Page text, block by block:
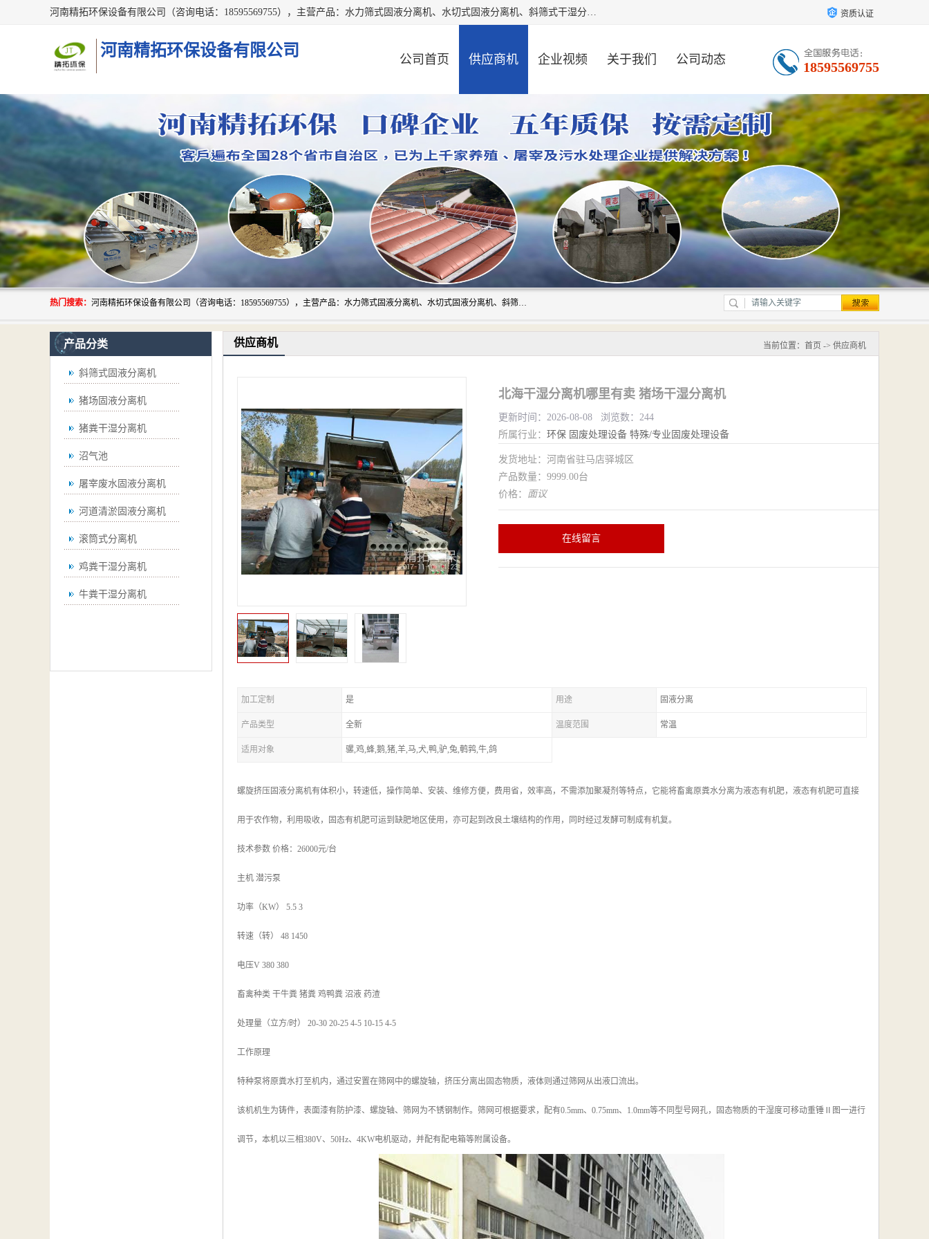
河南精拓环保设备有限公司（咨询电话：18595569755），主营产品：水力筛式固液分离机、水切式固液分离机、斜筛式干湿分离机、养猪场固液分离机、斜筛式固液分离机、屠宰场固液分离机、猪场干湿分离机等。公司从事固液分离设备及配套沼气池的研发、设计、销售与施工，并提供污水处理整体解决方案。 资质认证
河南精拓环保设备有限公司 公司首页 供应商机 企业视频 关于我们 公司动态 18595569755
热门搜索： 河南精拓环保设备有限公司（咨询电话：18595569755），主营产品：水力筛式固液分离机、水切式固液分离机、斜筛式干湿分离机、养猪场固液分离机、斜筛式固液分离机、屠宰场固液分离机、猪场干湿分离机等。公司从事固液分离设备及配套沼气池的研发、设计、销售与施工，并提供污水处理整体解决方案。
产品分类
斜筛式固液分离机
猪场固液分离机
猪粪干湿分离机
沼气池
屠宰废水固液分离机
河道清淤固液分离机
滚筒式分离机
鸡粪干湿分离机
牛粪干湿分离机
供应商机 当前位置： 首页 -> 供应商机
北海干湿分离机哪里有卖 猪场干湿分离机
更新时间：2026-08-08 浏览数：244
所属行业： 环保 固废处理设备 特殊/专业固废处理设备
发货地址：河南省驻马店驿城区
产品数量：9999.00台
价格： 面议
在线留言
加工定制 是 用途 固液分离
产品类型 全新 温度范围 常温
适用对象 骡,鸡,蜂,鹅,猪,羊,马,犬,鸭,驴,兔,鹌鹑,牛,鸽
螺旋挤压固液分离机有体积小，转速低，操作简单、安装、维修方便，费用省，效率高，不需添加聚凝剂等特点，它能将畜禽原粪水分离为液态有机肥，液态有机肥可直接
用于农作物，利用吸收，固态有机肥可运到缺肥地区使用，亦可起到改良土壤结构的作用，同时经过发酵可制成有机复。
技术参数 价格：26000元/台
主机 潜污泵
功率（KW） 5.5 3
转速（转） 48 1450
电压V 380 380
畜禽种类 干牛粪 猪粪 鸡鸭粪 沼液 药渣
处理量（立方/时） 20-30 20-25 4-5 10-15 4-5
工作原理
特种泵将原粪水打至机内，通过安置在筛网中的螺旋轴，挤压分离出固态物质，液体则通过筛网从出液口流出。
该机机生为铸件，表面漆有防护漆、螺旋轴、筛网为不锈钢制作。筛网可根据要求，配有0.5mm、0.75mm、1.0mm等不同型号网孔，固态物质的干湿度可移动重锤Ⅱ图一进行
调节，本机以三相380V、50Hz、4KW电机驱动，并配有配电箱等附属设备。